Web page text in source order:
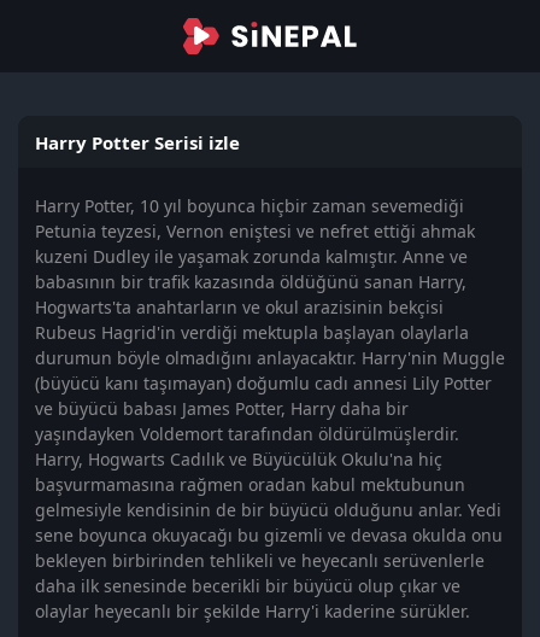
Harry Potter Serisi izle
Harry Potter, 10 yıl boyunca hiçbir zaman sevemediği
Petunia teyzesi, Vernon eniştesi ve nefret ettiği ahmak
kuzeni Dudley ile yaşamak zorunda kalmıştır. Anne ve
babasının bir trafik kazasında öldüğünü sanan Harry,
Hogwarts'ta anahtarların ve okul arazisinin bekçisi
Rubeus Hagrid'in verdiği mektupla başlayan olaylarla
durumun böyle olmadığını anlayacaktır. Harry'nin Muggle
(büyücü kanı taşımayan) doğumlu cadı annesi Lily Potter
ve büyücü babası James Potter, Harry daha bir
yaşındayken Voldemort tarafından öldürülmüşlerdir.
Harry, Hogwarts Cadılık ve Büyücülük Okulu'na hiç
başvurmamasına rağmen oradan kabul mektubunun
gelmesiyle kendisinin de bir büyücü olduğunu anlar. Yedi
sene boyunca okuyacağı bu gizemli ve devasa okulda onu
bekleyen birbirinden tehlikeli ve heyecanlı serüvenlerle
daha ilk senesinde becerikli bir büyücü olup çıkar ve
olaylar heyecanlı bir şekilde Harry'i kaderine sürükler.